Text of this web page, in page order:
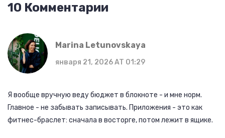
10 Комментарии
Marina Letunovskaya
января 21, 2026 AT 01:29
Я вообще вручную веду бюджет в блокноте - и мне норм.
Главное - не забывать записывать. Приложения - это как
фитнес-браслет: сначала в восторге, потом лежит в ящике.